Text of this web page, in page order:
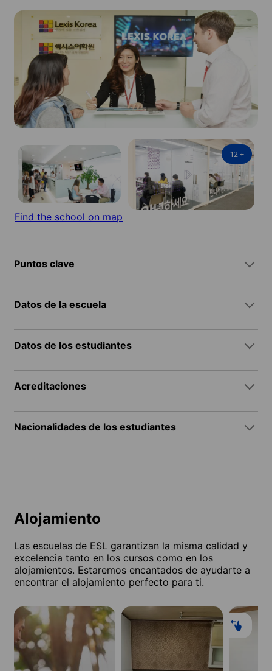
12+
Find the school on map
Puntos clave
Datos de la escuela
Datos de los estudiantes
Acreditaciones
Nacionalidades de los estudiantes
Alojamiento
Las escuelas de ESL garantizan la misma calidad y
excelencia tanto en los cursos como en los
alojamientos. Estaremos encantados de ayudarte a
encontrar el alojamiento perfecto para ti.